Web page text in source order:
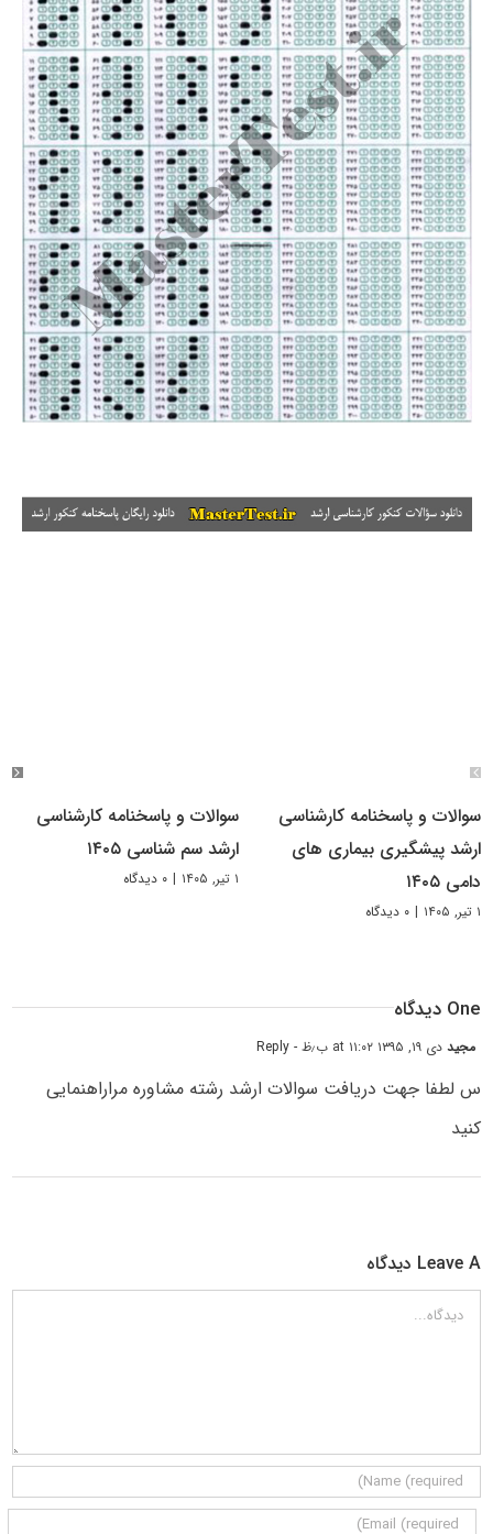
سوالات و پاسخنامه کارشناسی
ارشد پیشگیری بیماری های
دامی ۱۴۰۵
۱ تیر, ۱۴۰۵ | ۰ دیدگاه
سوالات و پاسخنامه کارشناسی
ارشد سم شناسی ۱۴۰۵
۱ تیر, ۱۴۰۵ | ۰ دیدگاه
One دیدگاه
مجیددی ۱۹, ۱۳۹۵ at ۱۱:۰۲ ب٫ظ - Reply
س لطفا جهت دریافت سوالات ارشد رشته مشاوره مراراهنمایى
کنید
Leave A دیدگاه
دیدگاه